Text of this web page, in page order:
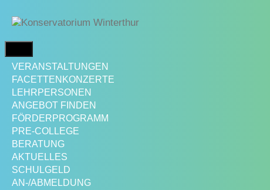
zum
VERANSTALTUNGEN
FACETTENKONZERTE
LEHRPERSONEN
ANGEBOT FINDEN
FÖRDERPROGRAMM
PRE-COLLEGE
BERATUNG
AKTUELLES
SCHULGELD
AN-/ABMELDUNG